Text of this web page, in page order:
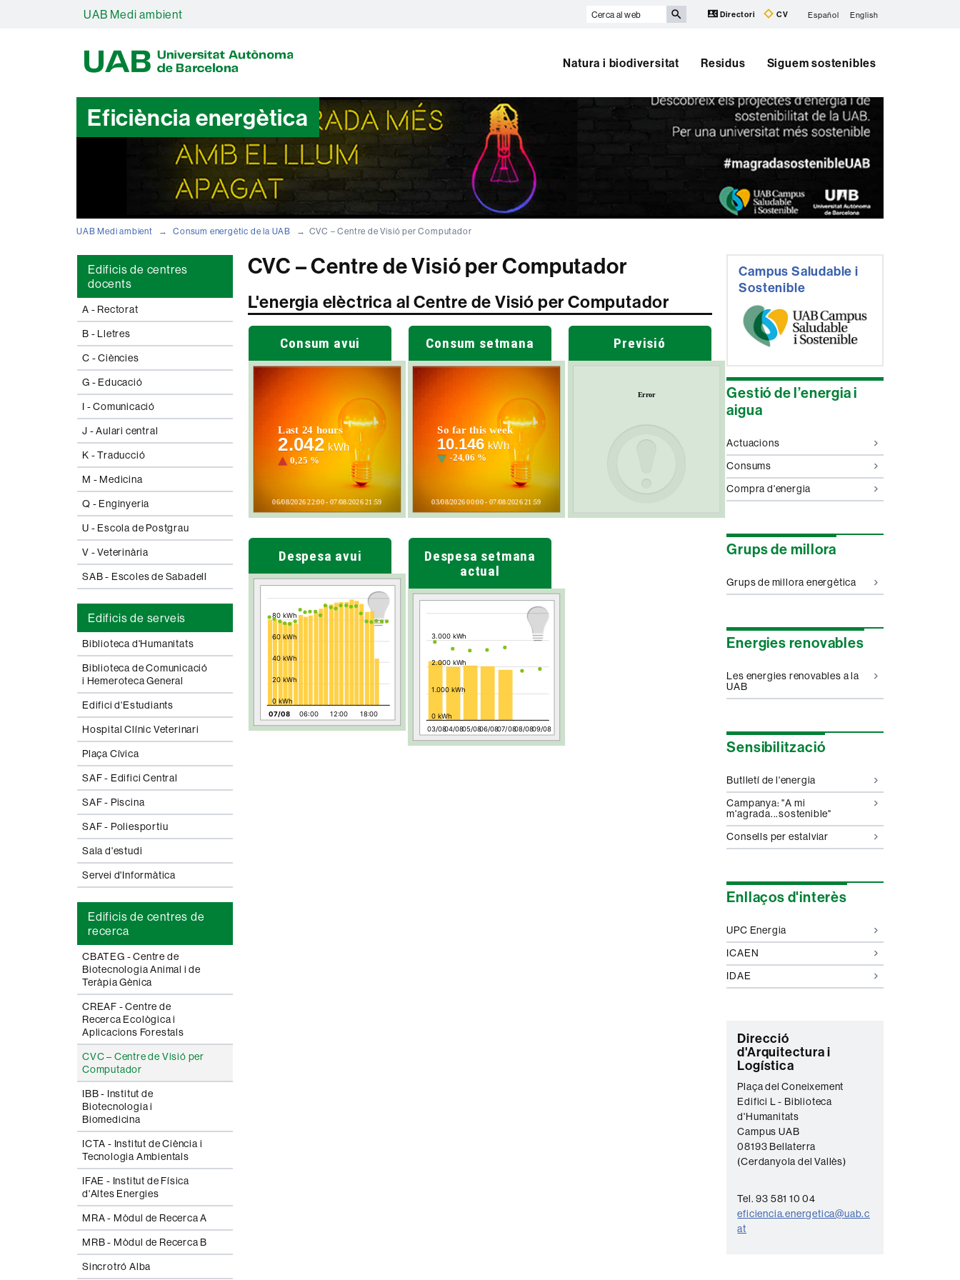
UAB Medi ambient
Cerca
Directori CV Español English
A
Natura i biodiversitat Residus Siguem sostenibles
Eficiència energètica
UAB Medi ambient Consum energètic de la UAB CVC – Centre de Visió per Computador
Edificis de centres
docents
A - Rectorat
B - Lletres
C - Ciències
G - Educació
I - Comunicació
J - Aulari central
K - Traducció
M - Medicina
Q - Enginyeria
U - Escola de Postgrau
V - Veterinària
SAB - Escoles de Sabadell
Edificis de serveis
Biblioteca d'Humanitats
Biblioteca de Comunicació
i Hemeroteca General
Edifici d'Estudiants
Hospital Clínic Veterinari
Plaça Cívica
SAF - Edifici Central
SAF - Piscina
SAF - Poliesportiu
Sala d'estudi
Servei d'Informàtica
Edificis de centres de
recerca
CBATEG - Centre de
Biotecnologia Animal i de
Teràpia Gènica
CREAF - Centre de
Recerca Ecològica i
Aplicacions Forestals
CVC – Centre de Visió per
Computador
IBB - Institut de
Biotecnologia i
Biomedicina
ICTA - Institut de Ciència i
Tecnologia Ambientals
IFAE - Institut de Física
d'Altes Energies
MRA - Mòdul de Recerca A
MRB - Mòdul de Recerca B
Sincrotró Alba
CVC – Centre de Visió per Computador
L'energia elèctrica al Centre de Visió per Computador
Consum avui Consum setmana Previsió
Despesa avui
Despesa setmana
actual
Informació
complementària
Campus Saludable i
Sostenible
Gestió de l’energia i
aigua
Actuacions
Consums
Compra d'energia
Grups de millora
Grups de millora energètica
Energies renovables
Les energies renovables a la
UAB
Sensibilització
Butlletí de l'energia
Campanya: "A mi
m'agrada...sostenible"
Consells per estalviar
Enllaços d'interès
UPC Energia
ICAEN
IDAE
C
o
n
t
a
c
t
Direcció
d'Arquitectura i
Logística
Plaça del Coneixement
Edifici L - Biblioteca
d'Humanitats
Campus UAB
08193 Bellaterra
(Cerdanyola del Vallès)
Tel. 93 581 10 04
eficiencia.energetica@uab.c
at